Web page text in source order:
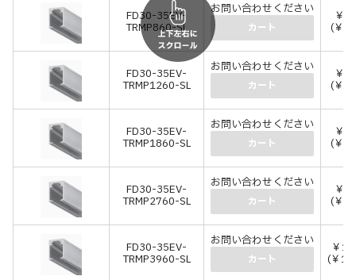
FD30-35EV-
TRMP860-SL
お問い合わせください
カート
￥
(￥
FD30-35EV-
TRMP1260-SL
お問い合わせください
カート
￥
(￥
FD30-35EV-
TRMP1860-SL
お問い合わせください
カート
￥
(￥
FD30-35EV-
TRMP2760-SL
お問い合わせください
カート
￥
(￥
FD30-35EV-
TRMP3960-SL
お問い合わせください
カート
￥
(￥